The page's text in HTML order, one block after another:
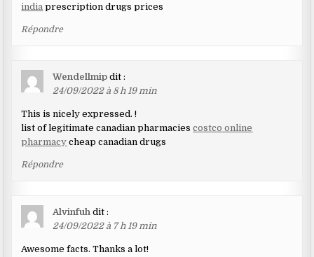
india prescription drugs prices
Répondre
Wendellmip dit :
24/09/2022 à 8 h 19 min
This is nicely expressed. !
list of legitimate canadian pharmaciescostco online
pharmacy cheap canadian drugs
Répondre
Alvinfuh dit :
24/09/2022 à 7 h 19 min
Awesome facts. Thanks a lot!